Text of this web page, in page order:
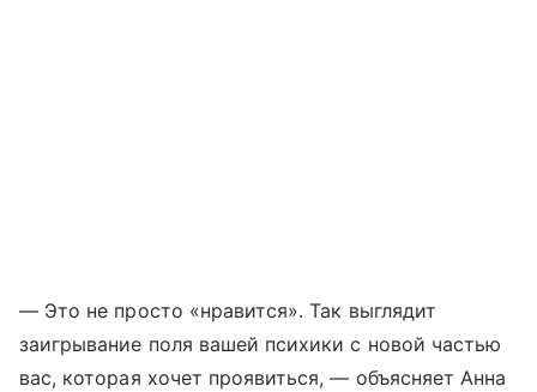
— Это не просто «нравится». Так выглядит
заигрывание поля вашей психики с новой частью
вас, которая хочет проявиться, — объясняет Анна